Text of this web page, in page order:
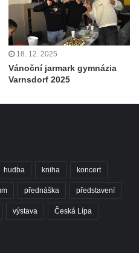
18. 12. 2025
Vánoční jarmark gymnázia
Varnsdorf 2025
hudba kniha koncert
přednáška představení
výstava Česká Lípa